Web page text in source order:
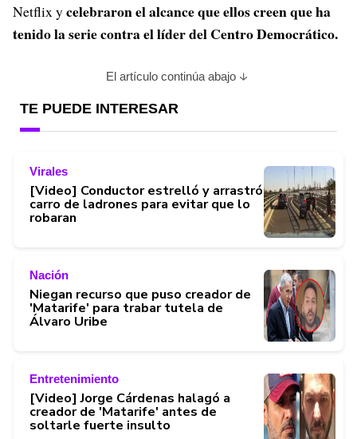
Netflix ycelebraron el alcance que ellos creen que ha
tenido la serie contra el líder del Centro Democrático.
El artículo continúa abajo
TE PUEDE INTERESAR
Virales
[Video] Conductor estrelló y arrastró
carro de ladrones para evitar que lo
robaran
Nación
Niegan recurso que puso creador de
'Matarife' para trabar tutela de
Álvaro Uribe
Entretenimiento
[Video] Jorge Cárdenas halagó a
creador de 'Matarife' antes de
soltarle fuerte insulto